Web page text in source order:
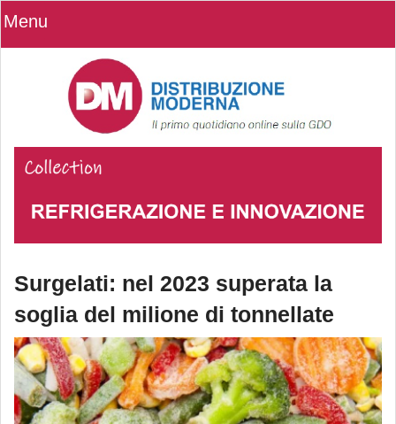
Menu
Surgelati: nel 2023 superata la
soglia del milione di tonnellate